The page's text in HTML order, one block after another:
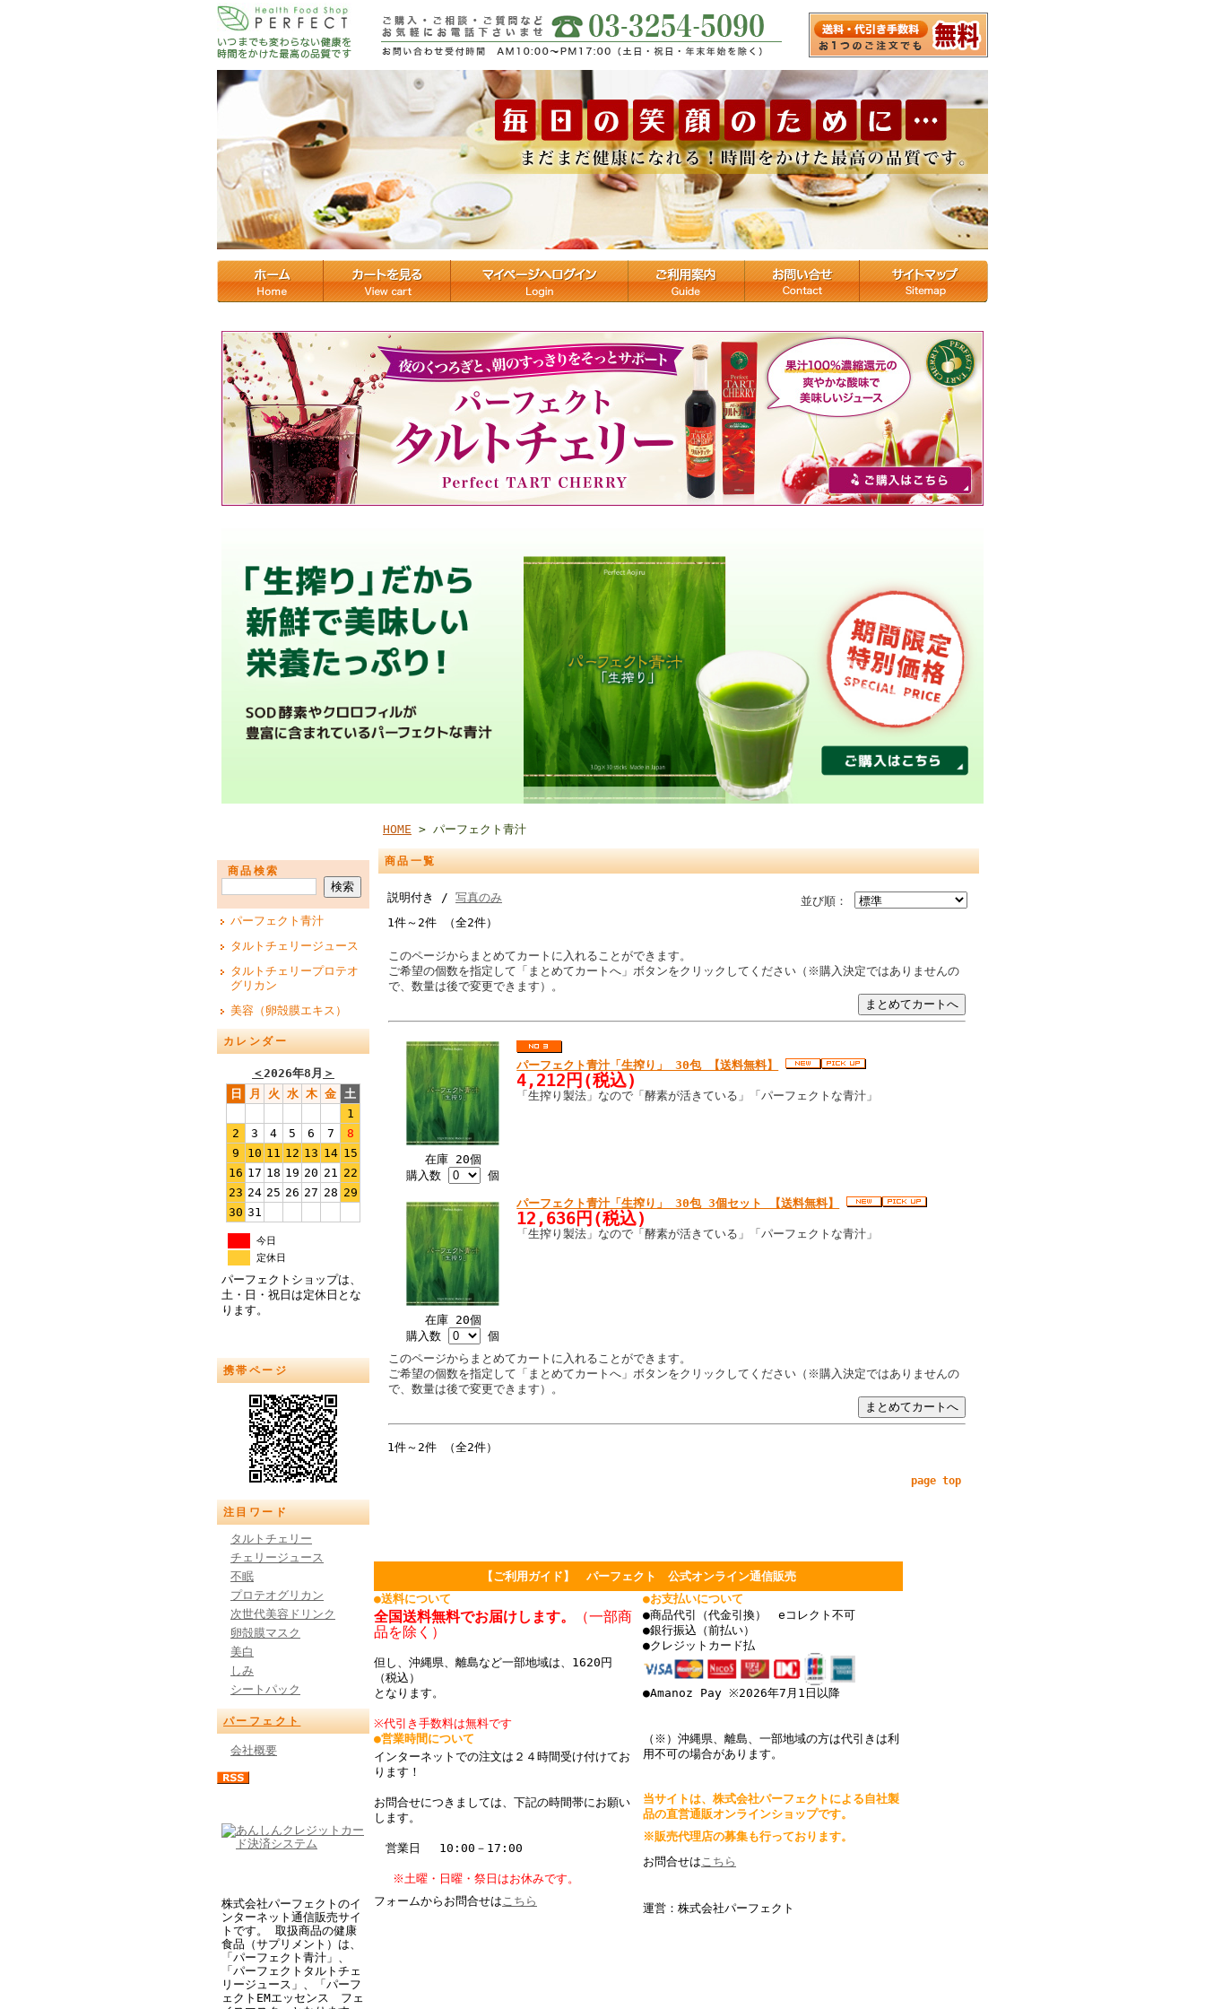
商品検索
パーフェクト青汁
タルトチェリージュース
タルトチェリープロテオ
グリカン
美容（卵殻膜エキス）
カレンダー
＜2026年8月 ＞
日
月 火 水 木 金 土
1
2
3 4 5 6 7
8
9
10 11 12 13 14 15
16 17 18 19 20 21 22
23 24 25 26 27 28 29
30 31
今日
定休日
パーフェクトショップは、
土・日・祝日は定休日とな
ります。
携帯ページ
注目ワード
タルトチェリー
チェリージュース
不眠
プロテオグリカン
次世代美容ドリンク
卵殻膜マスク
美白
しみ
シートパック
パーフェクト
会社概要
株式会社パーフェクトのイ
ンターネット通信販売サイ
トです。 取扱商品の健康
食品（サプリメント）は、
「パーフェクト青汁」、
「パーフェクトタルトチェ
リージュース」、「パーフ
ェクトEMエッセンス フェ
HOME > パーフェクト青汁
商品一覧
並び順：
説明付き / 写真のみ
1件～2件 （全2件）
このページからまとめてカートに入れることができます。
ご希望の個数を指定して「まとめてカートへ」ボタンをクリックしてください（※購入決定ではありませんの
で、数量は後で変更できます）。
在庫 20個
購入数
個
パーフェクト青汁「生搾り」 30包 【送料無料】
4,212円(税込)
「生搾り製法」なので「酵素が活きている」「パーフェクトな青汁」
在庫 20個
購入数
個
パーフェクト青汁「生搾り」 30包 3個セット 【送料無料】
12,636円(税込)
「生搾り製法」なので「酵素が活きている」「パーフェクトな青汁」
このページからまとめてカートに入れることができます。
ご希望の個数を指定して「まとめてカートへ」ボタンをクリックしてください（※購入決定ではありませんの
で、数量は後で変更できます）。
1件～2件 （全2件）
page top
【ご利用ガイド】 パーフェクト 公式オンライン通信販売
●送料について
全国送料無料でお届けします。
（一部商
品を除く）
但し、沖縄県、離島など一部地域は、1620円
（税込）
となります。
※代引き手数料は無料です
●営業時間について
インターネットでの注文は２４時間受け付けてお
ります！
お問合せにつきましては、下記の時間帯にお願い
します。
営業日 10:00－17:00
※土曜・日曜・祭日はお休みです。
フォームからお問合せはこちら
●お支払いについて
●商品代引（代金引換） eコレクト不可
●銀行振込（前払い）
●クレジットカード払
●Amanoz Pay ※2026年7月1日以降
（※）沖縄県、離島、一部地域の方は代引きは利
用不可の場合があります。
当サイトは、株式会社パーフェクトによる自社製
品の直営通販オンラインショップです。
※販売代理店の募集も行っております。
お問合せはこちら
運営：株式会社パーフェクト